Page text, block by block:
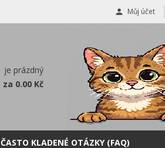
Můj účet
je prázdný
za 0.00 Kč
ČASTO KLADENÉ OTÁZKY (FAQ)